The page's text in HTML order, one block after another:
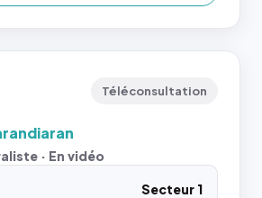
Téléconsultation
· En vidéo
Secteur 1